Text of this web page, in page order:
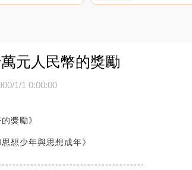
元人民幣的獎勵
1/1 0:00:00
獎勵》
想少年與思想成年》